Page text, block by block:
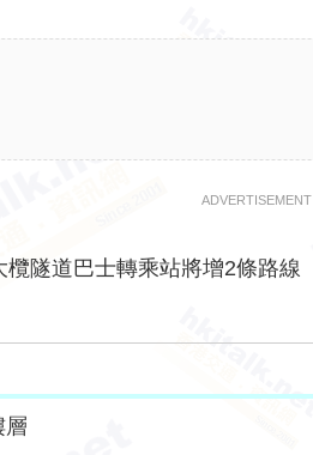
ADVERTISEMENT
欖隧道巴士轉乘站將增2條路線
層